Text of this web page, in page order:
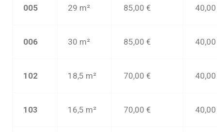
005 29 m² 85,00 € 40
006 30 m² 85,00 € 40
102 18,5 m² 70,00 € 40
103 16,5 m² 70,00 € 40